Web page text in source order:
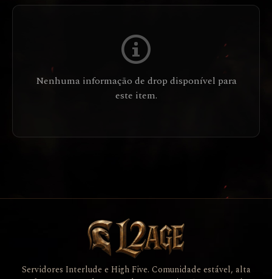
Nenhuma informação de drop disponível para
este item.
Servidores Interlude e High Five. Comunidade estável, alta